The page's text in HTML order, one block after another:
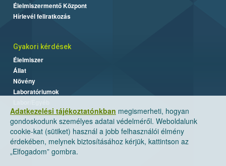
Adatkezelési tájékoztatónkban megismerheti, hogyan
gondoskodunk személyes adatai védelméről. Weboldalunk
cookie-kat (sütiket) használ a jobb felhasználói élmény
érdekében, melynek biztosításához kérjük, kattintson az
„Elfogadom” gombra.
Élelmiszermentő Központ
Hírlevél feliratkozás
Gyakori kérdések
Élelmiszer
Állat
Növény
Laboratóriumok